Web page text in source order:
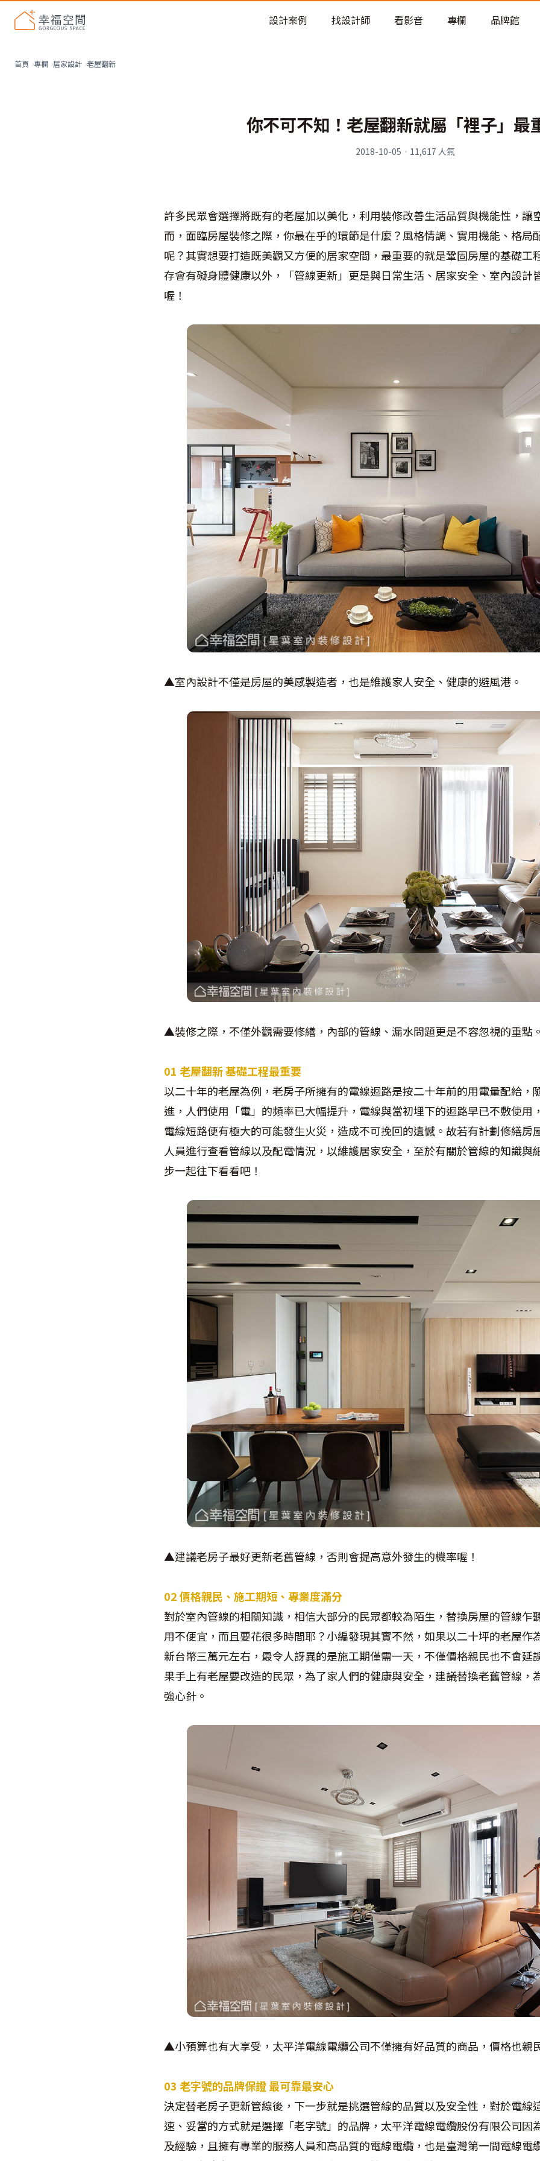
老屋預算分配與高 CP 值煥新術
設計案例 找設計師 看影音 專欄 品牌館
首頁 專欄 居家設計 老屋翻新
你不可不知！老屋翻新就屬「裡子」最
2018-10-05 · 11,617 人氣
許多民眾會選擇將既有的老屋加以美化，利用裝修改善生活品質與機能性，讓
而，面臨房屋裝修之際，你最在乎的環節是什麼？風格情調、實用機能、格局
呢？其實想要打造既美觀又方便的居家空間，最重要的就是鞏固房屋的基礎工
存會有礙身體健康以外，「管線更新」更是與日常生活、居家安全、室內設計
喔！
▲室內設計不僅是房屋的美感製造者，也是維護家人安全、健康的避風港。
▲裝修之際，不僅外觀需要修繕，內部的管線、漏水問題更是不容忽視的重點
01 老屋翻新 基礎工程最重要
以二十年的老屋為例，老房子所擁有的電線迴路是按二十年前的用電量配給，
進，人們使用「電」的頻率已大幅提升，電線與當初埋下的迴路早已不敷使用
電線短路便有極大的可能發生火災，造成不可挽回的遺憾。故若有計劃修繕房
人員進行查看管線以及配電情況，以維護居家安全，至於有關於管線的知識與
步一起往下看看吧！
▲建議老房子最好更新老舊管線，否則會提高意外發生的機率喔！
02價格親民、施工期短、專業度滿分
對於室內管線的相關知識，相信大部分的民眾都較為陌生，替換房屋的管線乍
用不便宜，而且要花很多時間耶？小編發現其實不然，如果以二十坪的老屋作
新台幣三萬元左右，最令人訝異的是施工期僅需一天，不僅價格親民也不會延
果手上有老屋要改造的民眾，為了家人們的健康與安全，建議替換老舊管線，
強心針。
▲小預算也有大享受，太平洋電線電纜公司不僅擁有好品質的商品，價格也親
03 老字號的品牌保證 最可靠最安心
決定替老房子更新管線後，下一步就是挑選管線的品質以及安全性，對於電線
速、妥當的方式就是選擇「老字號」的品牌，太平洋電線電纜股份有限公司因
及經驗，且擁有專業的服務人員和高品質的電線電纜，也是臺灣第一間電線電